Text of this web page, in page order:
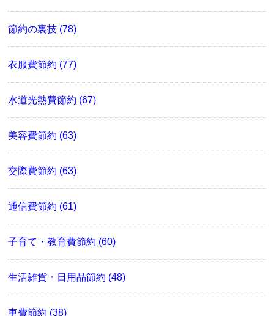
節約の裏技 (78)
衣服費節約 (77)
水道光熱費節約 (67)
美容費節約 (63)
交際費節約 (63)
通信費節約 (61)
子育て・教育費節約 (60)
生活雑貨・日用品節約 (48)
車費節約 (38)